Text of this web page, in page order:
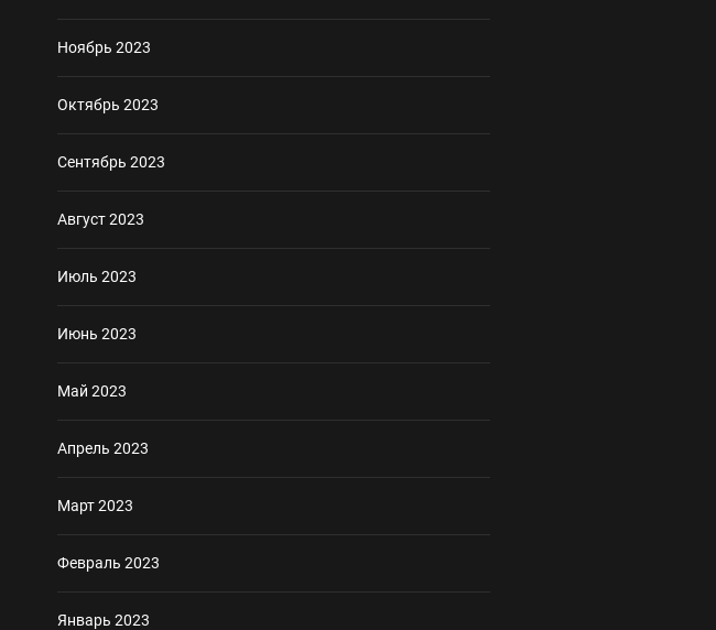
Ноябрь 2023
Октябрь 2023
Сентябрь 2023
Август 2023
Июль 2023
Июнь 2023
Май 2023
Апрель 2023
Март 2023
Февраль 2023
Январь 2023